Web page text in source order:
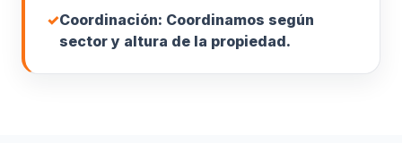
✓Coordinación: Coordinamos según
sector y altura de la propiedad.